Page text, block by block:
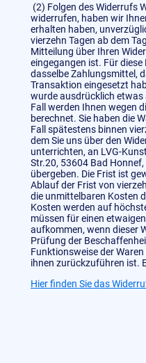
(2) Folgen des Widerrufs
widerrufen, haben wir
erhalten haben,
vierzehn Tagen ab dem
Mitteilung über Ihren
eingegangen ist. Für
dasselbe Zahlungsmittel,
Transaktion eingesetzt
wurde ausdrücklich etwas
Fall werden Ihnen wegen
berechnet. Sie haben die
Fall spätestens binnen
dem Sie uns über den
unterrichten, an LVG-
Str.20, 53604 Bad
übergeben. Die Frist ist
Ablauf der Frist von
die unmittelbaren Kosten
Kosten werden auf
müssen für einen
aufkommen, wenn dieser
Prüfung der
Funktionsweise der
ihnen zurückzuführen ist.
Hier finden Sie das